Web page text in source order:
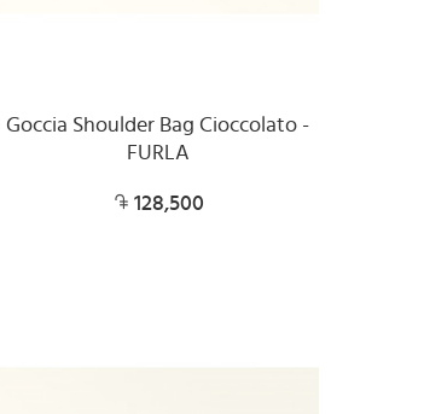
Goccia Shoulder Bag Cioccolato -
FURLA
128,500